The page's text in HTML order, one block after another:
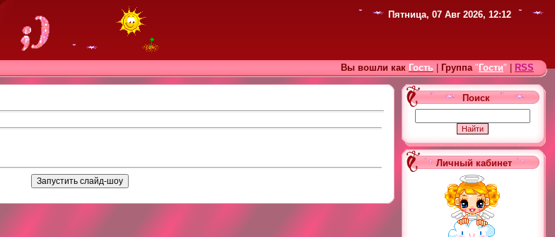
Пятница, 07 Авг 2026, 12:12
Вы вошли как Гость Группа " Гости" RSS
Поиск
Личный кабинет